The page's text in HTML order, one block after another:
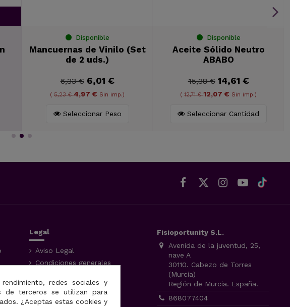
Disponible
Mancuernas de Vinilo (Set
de 2 uds.)
6,33 € 6,01 €
(5,23 €4,97 € Sin imp.)
Seleccionar Peso
Disponible
Aceite Sólido Neutro
ABABO
15,38 € 14,61 €
(12,71 €12,07 € Sin imp.)
Seleccionar Cantidad
Legal
Aviso Legal
Condiciones generales
Uso de cookies
Fisioportunity S.L.
Avenida de la juventud, 25,
nave A
30110. Cabezo de Torres
(Murcia)
Región de Murcia. España.
868077404
redes sociales y
de terceros se utilizan para
¿Aceptas estas cookies y